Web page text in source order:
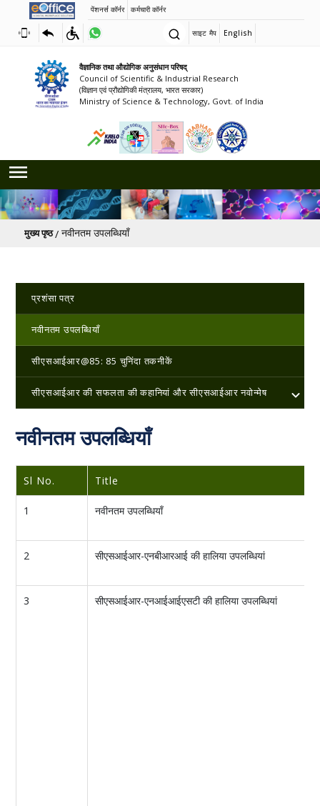
पेंशनर्स कॉर्नर कर्मचारी कॉर्नर
साइट मैप English
वैज्ञानिक तथा औद्योगिक अनुसंधान परिषद्
Council of Scientific & Industrial Research
(विज्ञान एवं प्रौद्योगिकी मंत्रालय, भारत सरकार)
Ministry of Science & Technology, Govt. of India
पग चिन्ह
मुख्य पृष्ठ नवीनतम उपलब्धियाँ
Main navigation
प्रशंसा पत्र
नवीनतम उपलब्धियाँ
सीएसआईआर@85: 85 चुनिंदा तकनीकें
सीएसआईआर की सफलता की कहानियां और सीएसआईआर नवोन्मेष
नवीनतम उपलब्धियाँ
Sl No. Title
1 नवीनतम उपलब्धियाँ
2 सीएसआईआर-एनबीआरआई की हालिया उपलब्धियां
3 सीएसआईआर-एनआईआईएसटी की हालिया उपलब्धियां